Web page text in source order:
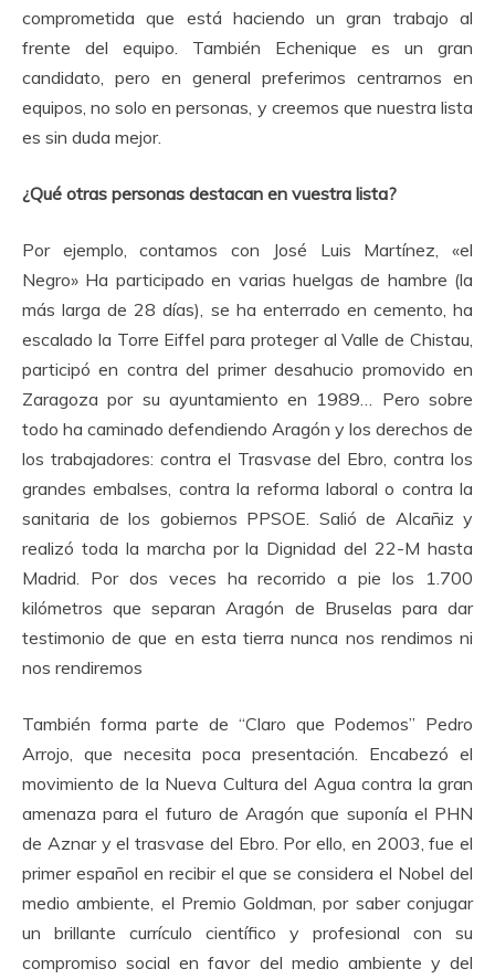
comprometida que está haciendo un gran trabajo al
frente del equipo. También Echenique es un gran
candidato, pero en general preferimos centrarnos en
equipos, no solo en personas, y creemos que nuestra lista
es sin duda mejor.
¿Qué otras personas destacan en vuestra lista?
Por ejemplo, contamos con José Luis Martínez, «el
Negro» Ha participado en varias huelgas de hambre (la
más larga de 28 días), se ha enterrado en cemento, ha
escalado la Torre Eiffel para proteger al Valle de Chistau,
participó en contra del primer desahucio promovido en
Zaragoza por su ayuntamiento en 1989… Pero sobre
todo ha caminado defendiendo Aragón y los derechos de
los trabajadores: contra el Trasvase del Ebro, contra los
grandes embalses, contra la reforma laboral o contra la
sanitaria de los gobiernos PPSOE. Salió de Alcañiz y
realizó toda la marcha por la Dignidad del 22-M hasta
Madrid. Por dos veces ha recorrido a pie los 1.700
kilómetros que separan Aragón de Bruselas para dar
testimonio de que en esta tierra nunca nos rendimos ni
nos rendiremos
También forma parte de “Claro que Podemos” Pedro
Arrojo, que necesita poca presentación. Encabezó el
movimiento de la Nueva Cultura del Agua contra la gran
amenaza para el futuro de Aragón que suponía el PHN
de Aznar y el trasvase del Ebro. Por ello, en 2003, fue el
primer español en recibir el que se considera el Nobel del
medio ambiente, el Premio Goldman, por saber conjugar
un brillante currículo científico y profesional con su
compromiso social en favor del medio ambiente y del